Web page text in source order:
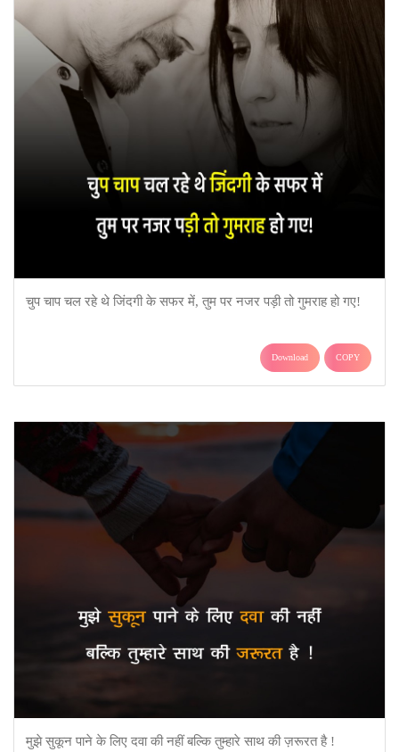
चुप चाप चल रहे थे जिंदगी के सफर में, तुम पर नजर पड़ी तो गुमराह हो गए!
Download COPY
मुझे सुकून पाने के लिए दवा की नहीं बल्कि तुम्हारे साथ की ज़रूरत है !